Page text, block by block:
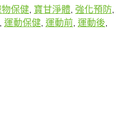
物保健, 寶甘淨體, 強化預防,
, 運動保健, 運動前, 運動後,